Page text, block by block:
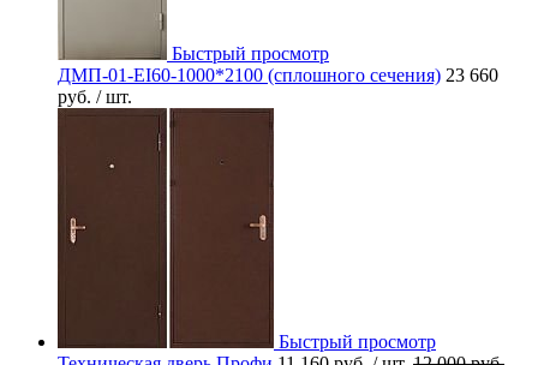
Быстрый просмотр
ДМП-01-EI60-1000*2100 (сплошного сечения) 23 660
руб. / шт.
Быстрый просмотр